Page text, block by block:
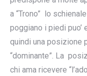
a “Trono” lo
poggiano i piedi
quindi una posizione
“dominante”. La
chi ama ricevere